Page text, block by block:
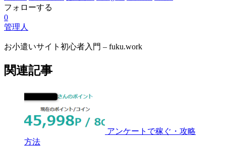
フォローする
0
管理人
お小遣いサイト初心者入門 – fuku.work
関連記事
アンケートで稼ぐ・攻略
方法